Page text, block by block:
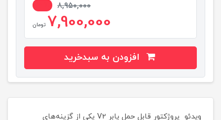
8,950,000
7,900,000 تومان
ویدئو پروژکتور قابل حمل یابر V2 یکی از گزینه‌های